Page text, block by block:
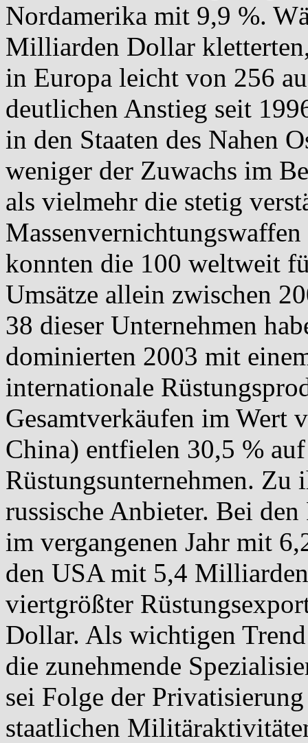
Nordamerika mit 9,9 %.
Milliarden Dollar
in Europa leicht von 256
deutlichen Anstieg seit
in den Staaten des Nahen
weniger der Zuwachs im
als vielmehr die stetig
konnten die 100 weltweit
Umsätze allein zwischen
38 dieser Unternehmen
dominierten 2003 mit
internationale
Gesamtverkäufen im
China) entfielen 30,5 %
Rüstungsunternehmen. Zu
russische Anbieter. Bei
im vergangenen Jahr mit
den USA mit 5,4
viertgrößter
Dollar. Als wichtigen
die zunehmende
sei Folge der
staatlichen